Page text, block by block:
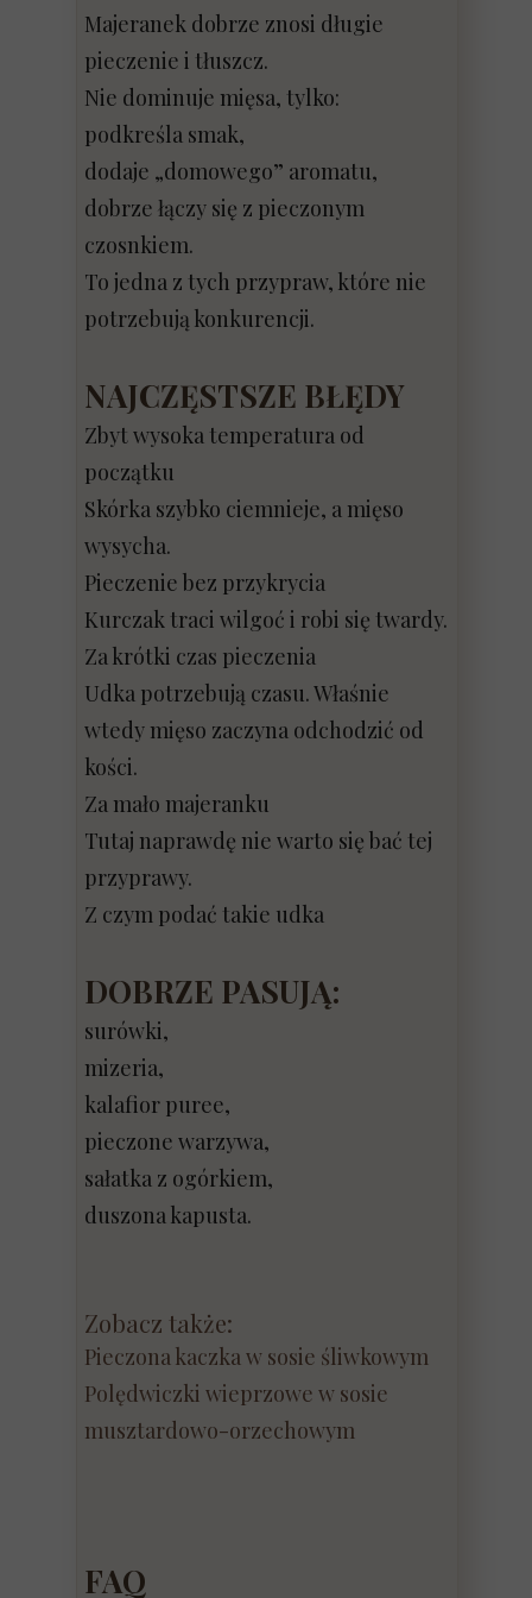
Majeranek dobrze znosi długie
pieczenie i tłuszcz.
Nie dominuje mięsa, tylko:
podkreśla smak,
dodaje „domowego” aromatu,
dobrze łączy się z pieczonym
czosnkiem.
To jedna z tych przypraw, które nie
potrzebują konkurencji.
NAJCZĘSTSZE BŁĘDY
Zbyt wysoka temperatura od
początku
Skórka szybko ciemnieje, a mięso
wysycha.
Pieczenie bez przykrycia
Kurczak traci wilgoć i robi się twardy.
Za krótki czas pieczenia
Udka potrzebują czasu. Właśnie
wtedy mięso zaczyna odchodzić od
kości.
Za mało majeranku
Tutaj naprawdę nie warto się bać tej
przyprawy.
Z czym podać takie udka
DOBRZE PASUJĄ:
surówki,
mizeria,
kalafior puree,
pieczone warzywa,
sałatka z ogórkiem,
duszona kapusta.
Zobacz także:
Pieczona kaczka w sosie śliwkowym
Polędwiczki wieprzowe w sosie
musztardowo-orzechowym
FAQ